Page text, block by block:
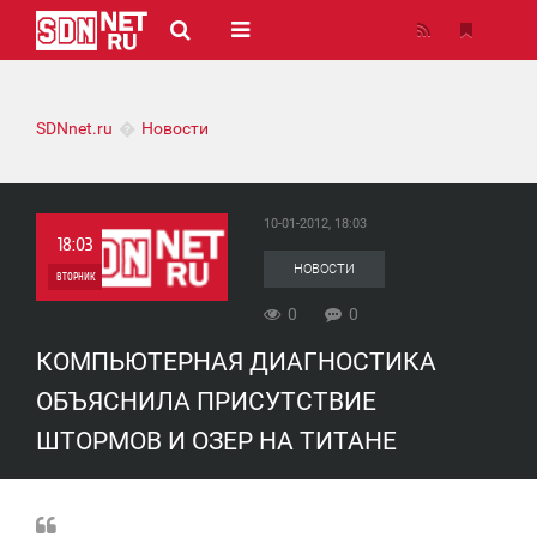
SDNnet.ru Новости
18:03
ВТОРНИК
10-01-2012, 18:03
НОВОСТИ
0 0
КОМПЬЮТЕРНАЯ ДИАГНОСТИКА
ОБЪЯСНИЛА ПРИСУТСТВИЕ
ШТОРМОВ И ОЗЕР НА ТИТАНЕ